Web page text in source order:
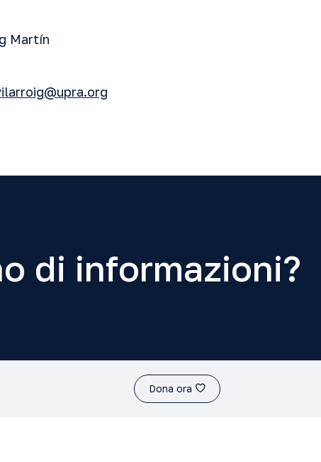
Martín
di informazioni?
Dona ora